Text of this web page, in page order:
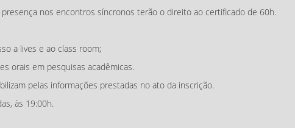
nos encontros síncronos terão o direito ao certificado de 60h.
a lives e ao class room;
orais em pesquisas acadêmicas.
pelas informações prestadas no ato da inscrição.
às 19:00h.